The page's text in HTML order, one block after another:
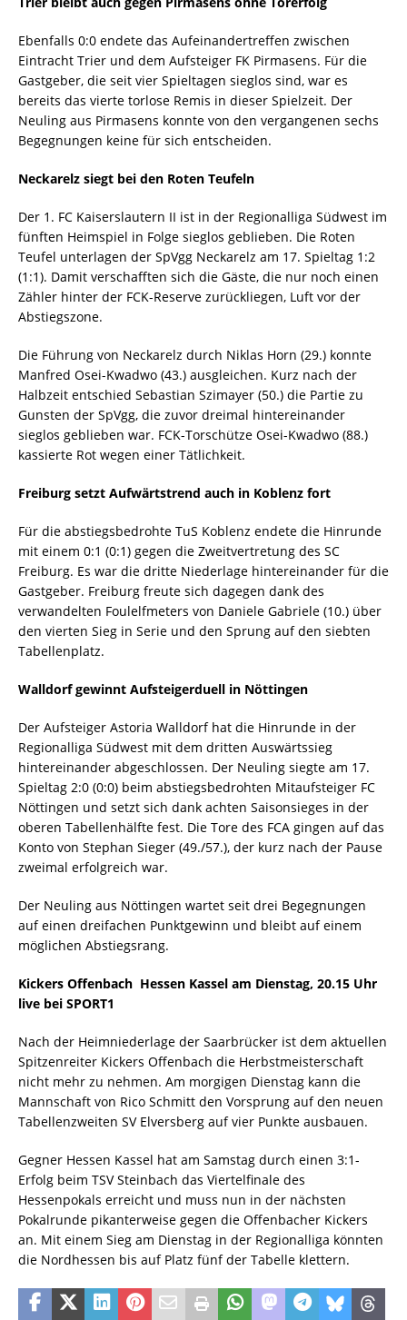
Ebenfalls 0:0 endete das Aufeinandertreffen zwischen
Eintracht Trier und dem Aufsteiger FK Pirmasens. Für die
Gastgeber, die seit vier Spieltagen sieglos sind, war es
bereits das vierte torlose Remis in dieser Spielzeit. Der
Neuling aus Pirmasens konnte von den vergangenen sechs
Begegnungen keine für sich entscheiden.
Neckarelz siegt bei den Roten Teufeln
Der 1. FC Kaiserslautern II ist in der Regionalliga Südwest im
fünften Heimspiel in Folge sieglos geblieben. Die Roten
Teufel unterlagen der SpVgg Neckarelz am 17. Spieltag 1:2
(1:1). Damit verschafften sich die Gäste, die nur noch einen
Zähler hinter der FCK-Reserve zurückliegen, Luft vor der
Abstiegszone.
Die Führung von Neckarelz durch Niklas Horn (29.) konnte
Manfred Osei-Kwadwo (43.) ausgleichen. Kurz nach der
Halbzeit entschied Sebastian Szimayer (50.) die Partie zu
Gunsten der SpVgg, die zuvor dreimal hintereinander
sieglos geblieben war. FCK-Torschütze Osei-Kwadwo (88.)
kassierte Rot wegen einer Tätlichkeit.
Freiburg setzt Aufwärtstrend auch in Koblenz fort
Für die abstiegsbedrohte TuS Koblenz endete die Hinrunde
mit einem 0:1 (0:1) gegen die Zweitvertretung des SC
Freiburg. Es war die dritte Niederlage hintereinander für die
Gastgeber. Freiburg freute sich dagegen dank des
verwandelten Foulelfmeters von Daniele Gabriele (10.) über
den vierten Sieg in Serie und den Sprung auf den siebten
Tabellenplatz.
Walldorf gewinnt Aufsteigerduell in Nöttingen
Der Aufsteiger Astoria Walldorf hat die Hinrunde in der
Regionalliga Südwest mit dem dritten Auswärtssieg
hintereinander abgeschlossen. Der Neuling siegte am 17.
Spieltag 2:0 (0:0) beim abstiegsbedrohten Mitaufsteiger FC
Nöttingen und setzt sich dank achten Saisonsieges in der
oberen Tabellenhälfte fest. Die Tore des FCA gingen auf das
Konto von Stephan Sieger (49./57.), der kurz nach der Pause
zweimal erfolgreich war.
Der Neuling aus Nöttingen wartet seit drei Begegnungen
auf einen dreifachen Punktgewinn und bleibt auf einem
möglichen Abstiegsrang.
Kickers Offenbach  Hessen Kassel am Dienstag, 20.15 Uhr
live bei SPORT1
Nach der Heimniederlage der Saarbrücker ist dem aktuellen
Spitzenreiter Kickers Offenbach die Herbstmeisterschaft
nicht mehr zu nehmen. Am morgigen Dienstag kann die
Mannschaft von Rico Schmitt den Vorsprung auf den neuen
Tabellenzweiten SV Elversberg auf vier Punkte ausbauen.
Gegner Hessen Kassel hat am Samstag durch einen 3:1-
Erfolg beim TSV Steinbach das Viertelfinale des
Hessenpokals erreicht und muss nun in der nächsten
Pokalrunde pikanterweise gegen die Offenbacher Kickers
an. Mit einem Sieg am Dienstag in der Regionalliga könnten
die Nordhessen bis auf Platz fünf der Tabelle klettern.